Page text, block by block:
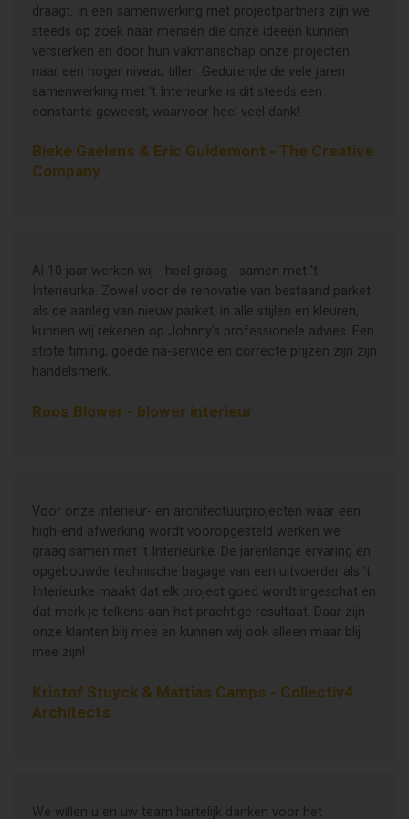
draagt. In een samenwerking met projectpartners zijn we
steeds op zoek naar mensen die onze ideeën kunnen
versterken en door hun vakmanschap onze projecten
naar een hoger niveau tillen. Gedurende de vele jaren
samenwerking met 't Interieurke is dit steeds een
constante geweest, waarvoor heel veel dank!
Bieke Gaelens & Eric Guldemont - The Creative
Company
Al 10 jaar werken wij - heel graag - samen met 't
Interieurke. Zowel voor de renovatie van bestaand parket
als de aanleg van nieuw parket, in alle stijlen en kleuren,
kunnen wij rekenen op Johnny's professionele advies. Een
stipte timing, goede na-service en correcte prijzen zijn zijn
handelsmerk.
Roos Blower - blower interieur
Voor onze interieur- en architectuurprojecten waar een
high-end afwerking wordt vooropgesteld werken we
graag samen met 't Interieurke. De jarenlange ervaring en
opgebouwde technische bagage van een uitvoerder als 't
Interieurke maakt dat elk project goed wordt ingeschat en
dat merk je telkens aan het prachtige resultaat. Daar zijn
onze klanten blij mee en kunnen wij ook alleen maar blij
mee zijn!
Kristof Stuyck & Mattias Camps - Collectiv4
Architects
We willen u en uw team hartelijk danken voor het